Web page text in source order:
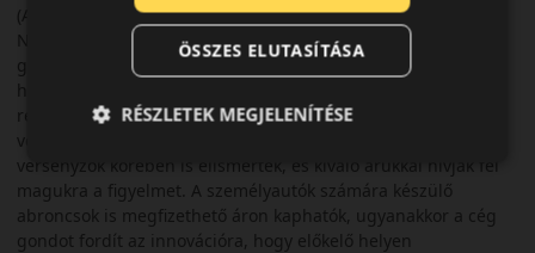
(Angliában) van a gyártónak kutató központja, illetve
Németországban végeznek termék fejlesztést. A
gumiabroncsok gyártása 1950-ben kezdődött és viszonylag
hamar globális hálózatot épített ki a Kumho. Aktívan vesz
részt az autósportban is, szponzorációval és
versenyabroncsok gyártásával egyaránt. Teremékei a
versenyzők körében is elismertek, és kiváló árukkal hívják fel
magukra a figyelmet. A személyautók számára készülő
abroncsok is megfizethető áron kaphatók, ugyanakkor a cég
gondot fordít az innovációra, hogy előkelő helyen
ÖSSZES ELUTASÍTÁSA
RÉSZLETEK MEGJELENÍTÉSE